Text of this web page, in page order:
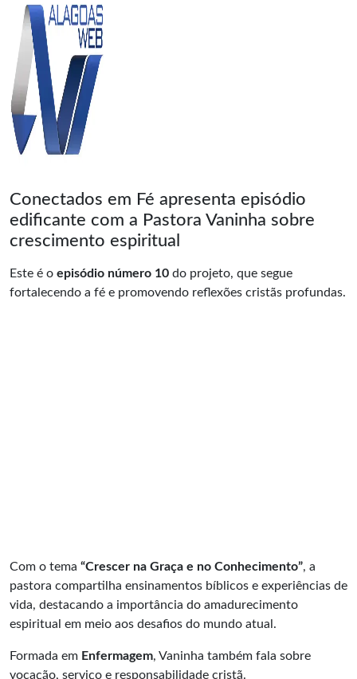
Conectados em Fé apresenta episódio
edificante com a Pastora Vaninha sobre
crescimento espiritual
Este é o episódio número 10 do projeto, que segue
fortalecendo a fé e promovendo reflexões cristãs profundas.
Com o tema “Crescer na Graça e no Conhecimento”, a
pastora compartilha ensinamentos bíblicos e experiências de
vida, destacando a importância do amadurecimento
espiritual em meio aos desafios do mundo atual.
Formada em Enfermagem, Vaninha também fala sobre
vocação, serviço e responsabilidade cristã.